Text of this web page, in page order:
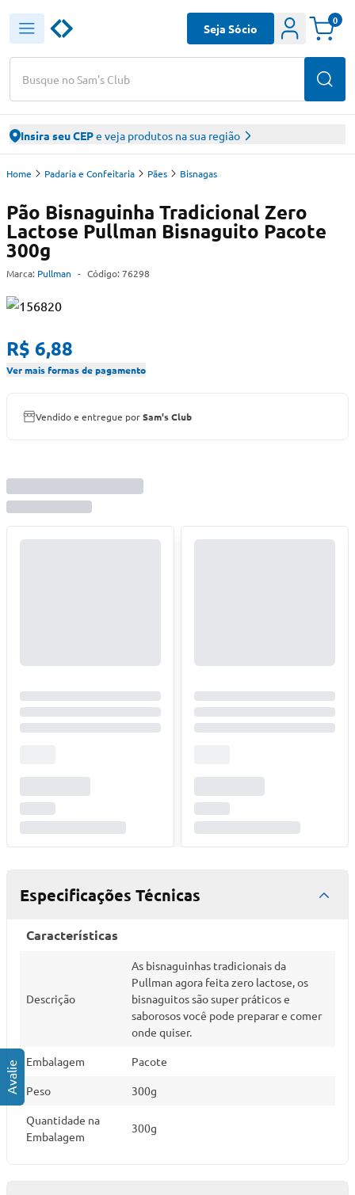
Busque no Sam's Club
Seja Sócio
0
Insira seu CEPe veja produtos na sua região
Home Padaria e Confeitaria Pães Bisnagas
Pão Bisnaguinha Tradicional Zero
Lactose Pullman Bisnaguito Pacote
300g
Marca: Pullman - Código: 76298
R$ 6,88
Ver mais formas de pagamento
Vendido e entregue porSam's Club
Especificações Técnicas
Características
Descrição
As bisnaguinhas tradicionais da
Pullman agora feita zero lactose, os
bisnaguitos são super práticos e
saborosos você pode preparar e comer
onde quiser.
Embalagem Pacote
Peso 300g
Quantidade na
Embalagem
300g